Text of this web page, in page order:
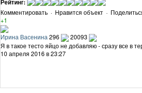
Рейтинг:
Комментировать · Нравится объект ·
+1
Ирина Васенина 296
20093
Я в такое тесто яйцо не добавляю - сразу все в
10 апреля 2016 в 23:27